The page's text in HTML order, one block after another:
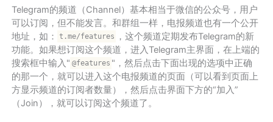
Telegram的频道（Channel）基本相当于微信的公众号，用户
可以订阅，但不能发言。和群组一样，电报频道也有一个公开
地址，如： t.me/features ，这个频道定期发布Telegram的新
功能。如果想订阅这个频道，进入Telegram主界面，在上端的
搜索框中输入" @features "，然后点击下面出现的选项中正确
的那一个，就可以进入这个电报频道的页面（可以看到页面上
方显示频道的订阅者数量），然后点击界面下方的“加入”
（Join），就可以订阅这个频道了。